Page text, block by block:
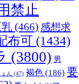
禁止
乳 (466) 感想求
布可 (1434)
(3800) 男
ん (47) 褐色 (186) 要